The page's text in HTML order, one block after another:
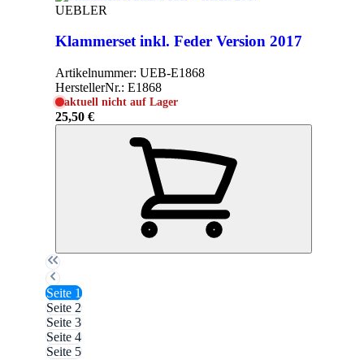
UEBLER
Klammerset inkl. Feder Version 2017
Artikelnummer: UEB-E1868
HerstellerNr.: E1868
aktuell nicht auf Lager
25,50 €
Seite 1
Seite 2
Seite 3
Seite 4
Seite 5